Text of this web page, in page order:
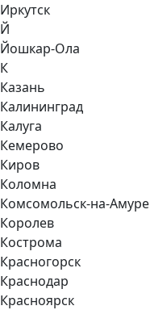
Иркутск
Й
Йошкар-Ола
К
Казань
Калининград
Калуга
Кемерово
Киров
Коломна
Комсомольск-на-Амуре
Королев
Кострома
Красногорск
Краснодар
Красноярск